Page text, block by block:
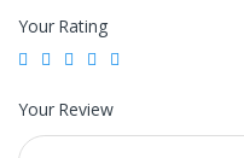
Your Rating
Your Review